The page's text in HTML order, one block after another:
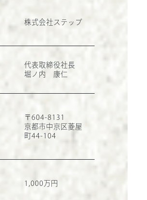
株式会社ステップ
代表取締役社長
堀ノ内 康仁
〒604-8131
京都市中京区菱屋
町44-104
1,000万円